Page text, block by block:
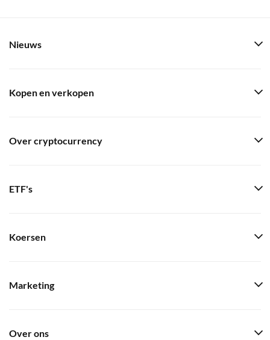
Nieuws
Kopen en verkopen
Over cryptocurrency
ETF's
Koersen
Marketing
Over ons